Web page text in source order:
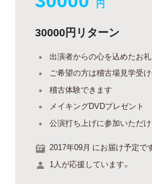
円
30000円リターン
出演者からの心を込めたお
ご希望の方は稽古場見学受
稽古体験できます
メイキングDVDプレゼント
公演打ち上げに参加いただ
2017年09月 にお届け予定で
1人が応援しています。